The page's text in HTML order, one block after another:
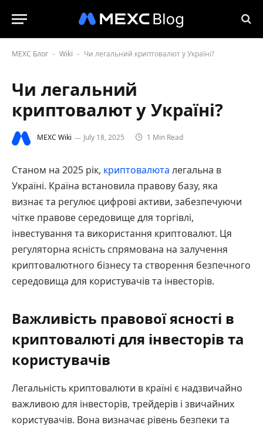
MEXC Блог - Wiki - Чи легальний криптовалют у Україні?
Чи легальний
криптовалют у Україні?
MEXC Wiki July 18, 2025 1 Min Read
Станом на 2025 рік, криптовалюта легальна в
Україні. Країна встановила правову базу, яка
визнає та регулює цифрові активи, забезпечуючи
чітке правове середовище для торгівлі,
інвестування та використання криптовалют. Ця
регуляторна ясність спрямована на залучення
криптовалютного бізнесу та створення безпечного
середовища для користувачів та інвесторів.
Важливість правової ясності в
криптовалюті для інвесторів та
користувачів
Легальність криптовалюти в країні є надзвичайно
важливою для інвесторів, трейдерів і звичайних
користувачів. Вона визначає рівень безпеки та